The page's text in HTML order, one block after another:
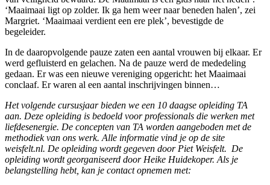
‘Maaimaai ligt op zolder. Ik ga hem weer naar beneden halen’, zei
Margriet. ‘Maaimaai verdient een ere plek’, bevestigde de
begeleider.
In de daaropvolgende pauze zaten een aantal vrouwen bij elkaar. Er
werd gefluisterd en gelachen. Na de pauze werd de mededeling
gedaan. Er was een nieuwe vereniging opgericht: het Maaimaai
conclaaf. Er waren al een aantal inschrijvingen binnen…
Het volgende cursusjaar bieden we een 10 daagse opleiding TA
aan. Deze opleiding is bedoeld voor professionals die werken met
liefdesenergie. De concepten van TA worden aangeboden met de
methodiek van ons werk. Alle informatie vind je op de site
weisfelt.nl. De opleiding wordt gegeven door Piet Weisfelt. De
opleiding wordt georganiseerd door Heike Huidekoper. Als je
belangstelling hebt, kan je contact opnemen met: